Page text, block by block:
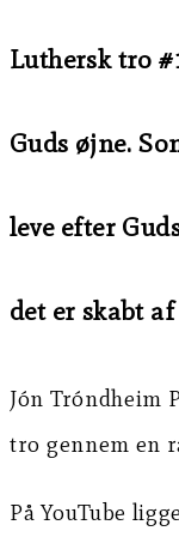
Luthersk tro
Guds øjne.
leve efter
det er skabt
Jón Tróndheim
tro gennem en
På YouTube